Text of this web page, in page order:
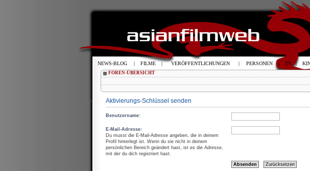
FOREN-ÜBERSICHT
Aktivierungs-Schlüssel senden
Benutzername:
E-Mail-Adresse:
Du musst die E-Mail-Adresse angeben, die in deinem
Profil hinterlegt ist. Wenn du sie nicht in deinem
persönlichen Bereich geändert hast, ist es die Adresse,
mit der du dich registriert hast.
NEWS-BLOG | FILME | VERÖFFENTLICHUNGEN | PERSONEN | TV |